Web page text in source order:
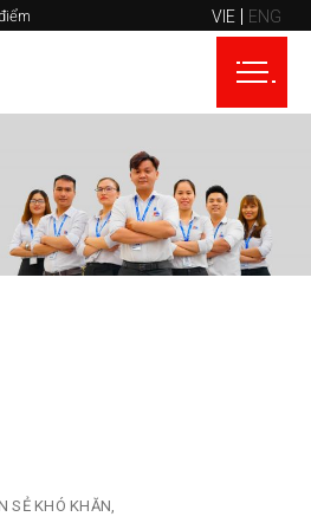
VIE ENG
SẺ KHÓ KHĂN